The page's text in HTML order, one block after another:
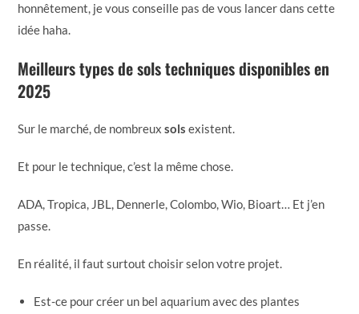
honnêtement, je vous conseille pas de vous lancer dans cette
idée haha.
Meilleurs types de sols techniques disponibles en
2025
Sur le marché, de nombreuxsols existent.
Et pour le technique, c’est la même chose.
ADA, Tropica, JBL, Dennerle, Colombo, Wio, Bioart… Et j’en
passe.
En réalité, il faut surtout choisir selon votre projet.
Est-ce pour créer un bel aquarium avec des plantes